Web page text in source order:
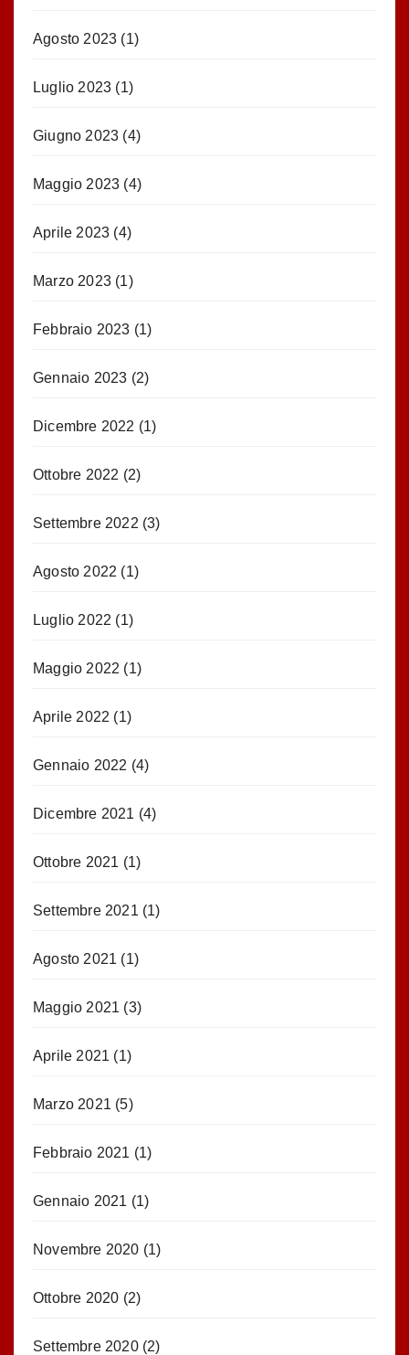
Agosto 2023 (1)
Luglio 2023 (1)
Giugno 2023 (4)
Maggio 2023 (4)
Aprile 2023 (4)
Marzo 2023 (1)
Febbraio 2023 (1)
Gennaio 2023 (2)
Dicembre 2022 (1)
Ottobre 2022 (2)
Settembre 2022 (3)
Agosto 2022 (1)
Luglio 2022 (1)
Maggio 2022 (1)
Aprile 2022 (1)
Gennaio 2022 (4)
Dicembre 2021 (4)
Ottobre 2021 (1)
Settembre 2021 (1)
Agosto 2021 (1)
Maggio 2021 (3)
Aprile 2021 (1)
Marzo 2021 (5)
Febbraio 2021 (1)
Gennaio 2021 (1)
Novembre 2020 (1)
Ottobre 2020 (2)
Settembre 2020(2)